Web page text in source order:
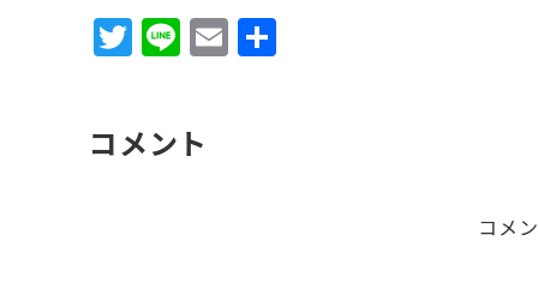
T
w
te
Li
n
E
m
コメント
コメ